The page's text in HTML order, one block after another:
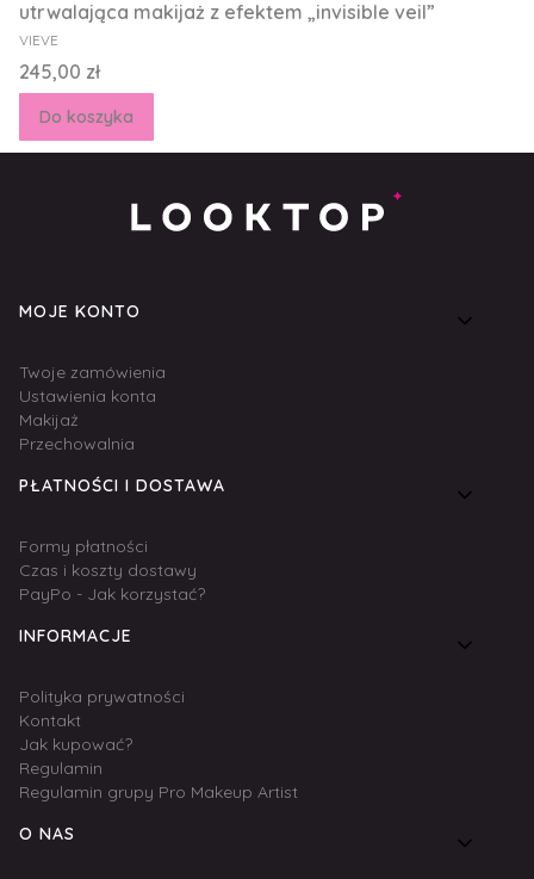
utrwalająca makijaż z efektem „invisible veil”
PRODUCENT
VIEVE
Cena
245,00 zł
Do koszyka
Linki w stopce
MOJE KONTO
Twoje zamówienia
Ustawienia konta
Makijaż
Przechowalnia
PŁATNOŚCI I DOSTAWA
Formy płatności
Czas i koszty dostawy
PayPo - Jak korzystać?
INFORMACJE
Polityka prywatności
Kontakt
Jak kupować?
Regulamin
Regulamin grupy Pro Makeup Artist
O NAS